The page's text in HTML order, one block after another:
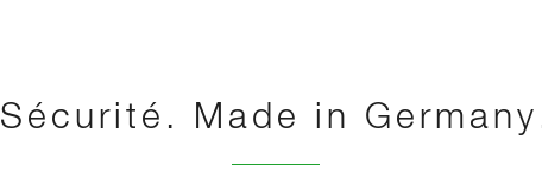
Sécurité. Made in